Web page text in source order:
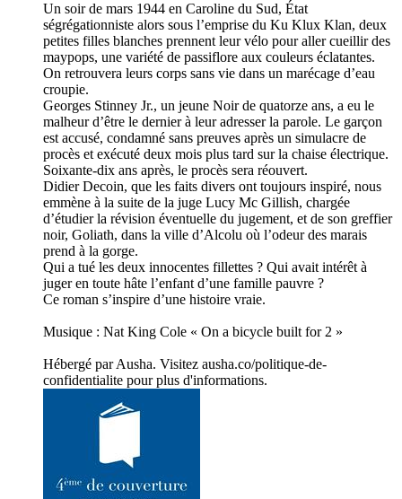
Un soir de mars 1944 en Caroline du Sud, État
ségrégationniste alors sous l’emprise du Ku Klux Klan, deux
petites filles blanches prennent leur vélo pour aller cueillir des
maypops, une variété de passiflore aux couleurs éclatantes.
On retrouvera leurs corps sans vie dans un marécage d’eau
croupie.
Georges Stinney Jr., un jeune Noir de quatorze ans, a eu le
malheur d’être le dernier à leur adresser la parole. Le garçon
est accusé, condamné sans preuves après un simulacre de
procès et exécuté deux mois plus tard sur la chaise électrique.
Soixante-dix ans après, le procès sera réouvert.
Didier Decoin, que les faits divers ont toujours inspiré, nous
emmène à la suite de la juge Lucy Mc Gillish, chargée
d’étudier la révision éventuelle du jugement, et de son greffier
noir, Goliath, dans la ville d’Alcolu où l’odeur des marais
prend à la gorge.
Qui a tué les deux innocentes fillettes ? Qui avait intérêt à
juger en toute hâte l’enfant d’une famille pauvre ?
Ce roman s’inspire d’une histoire vraie.
Musique : Nat King Cole « On a bicycle built for 2 »
Hébergé par Ausha. Visitez ausha.co/politique-de-
confidentialite pour plus d'informations.